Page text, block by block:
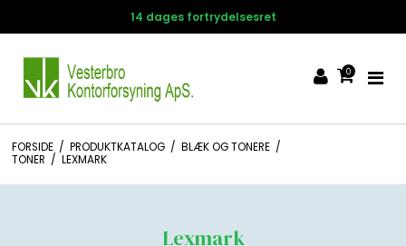
14 dages fortrydelsesret
0
FORSIDE / PRODUKTKATALOG / BLÆK OG TONERE /
TONER / LEXMARK
Lexmark